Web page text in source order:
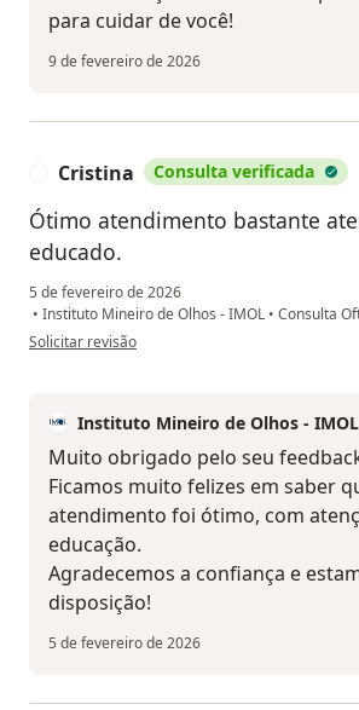
para cuidar de você!
9 de fevereiro de 2026
Cristina Consulta verificada
Ótimo atendimento bastante
educado.
5 de fevereiro de 2026
• Instituto Mineiro de Olhos - IMOL • Consulta
na opinião do utilizador Cristina
Solicitar revisão
Instituto Mineiro de Olhos - IMOL
Muito obrigado pelo seu
Ficamos muito felizes em saber
atendimento foi ótimo, com
educação.
Agradecemos a confiança e
disposição!
5 de fevereiro de 2026